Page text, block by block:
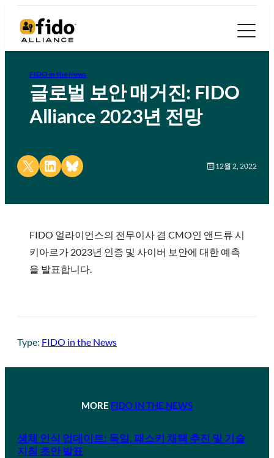
FIDO in the News
글로벌 보안 매거진: FIDO
Alliance 2023년 전망
Share on X Share on LinkedIn
Share on Bluesky 12월 2, 2022
FIDO 얼라이언스의 전무이사 겸 CMO인 앤드류 시
키아르가 2023년 인증 및 사이버 보안에 대한 예측
을 발표합니다.
Type: FIDO in the News
MORE FIDO IN THE NEWS
생체 인식 업데이트: 독일, 패스키 채택 추진 및 기술
지침 초안 발표